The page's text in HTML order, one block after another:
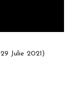
Julie 2021)